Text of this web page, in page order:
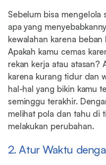
Sebelum bisa mengelola
apa yang
kewalahan karena
Apakah kamu cemas
rekan kerja atau atasan?
karena kurang tidur dan
hal-hal yang bikin kamu
seminggu terakhir.
melihat pola dan tahu di
melakukan perubahan.
2. Atur Waktu